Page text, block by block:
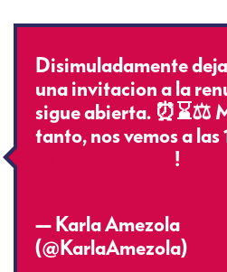
Disimuladamente
una invitacion a la
sigue abierta. ⏰⌛️⚖
tanto, nos vemos a las
!
— Karla Amezola
(@KarlaAmezola)